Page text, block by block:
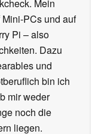
Mein
PCs und auf
Pi – also
Dazu
und
bin ich
mir weder
noch die
liegen.